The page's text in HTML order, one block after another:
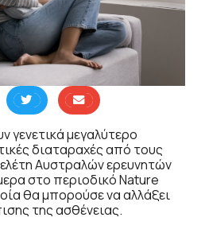
γενετικά μεγαλύτερο
διαταραχές από τους
Αυστραλών ερευνητών
στο περιοδικό Nature
θα μπορούσε να αλλάξει
της ασθένειας.